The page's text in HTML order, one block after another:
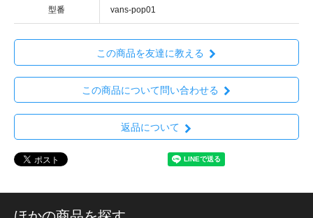
型番 vans-pop01
この商品を友達に教える
この商品について問い合わせる
返品について